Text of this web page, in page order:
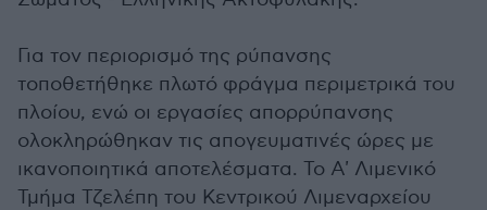
Για τον περιορισμό της ρύπανσης
τοποθετήθηκε πλωτό φράγμα περιμετρικά του
πλοίου, ενώ οι εργασίες απορρύπανσης
ολοκληρώθηκαν τις απογευματινές ώρες με
ικανοποιητικά αποτελέσματα. Το Α' Λιμενικό
Τμήμα Τζελέπη του Κεντρικού Λιμεναρχείου